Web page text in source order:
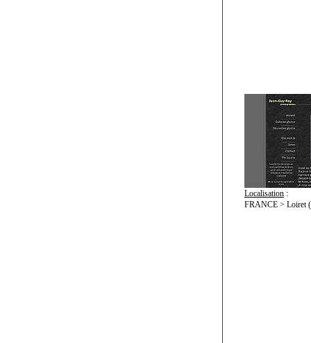
Localisation :
FRANCE > Loiret